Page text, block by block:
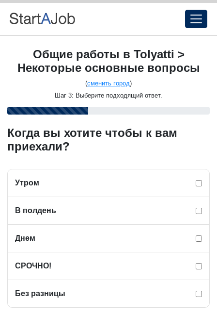
Общие работы в Tolyatti >
Некоторые основные вопросы
(сменить город)
Шаг 3: Выберите подходящий ответ.
Когда вы хотите чтобы к вам
приехали?
Утром
В полдень
Днем
СРОЧНО!
Без разницы